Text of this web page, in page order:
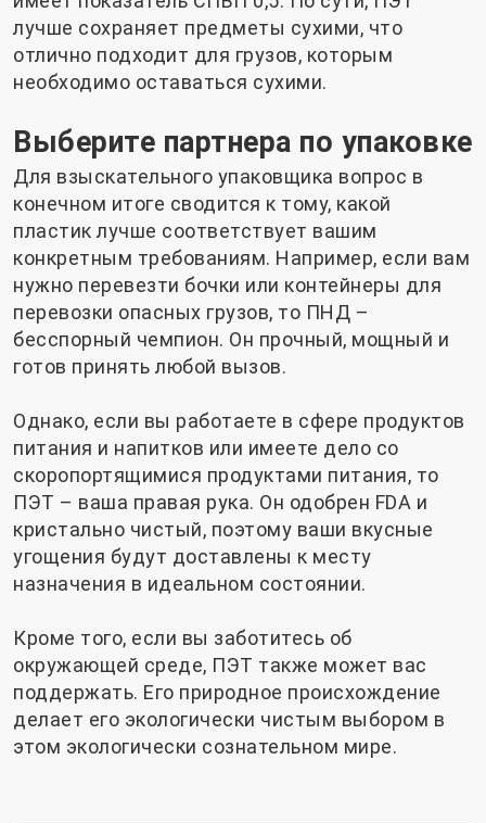
лучше сохраняет предметы сухими, что
отлично подходит для грузов, которым
необходимо оставаться сухими.
Выберите партнера по упаковке
Для взыскательного упаковщика вопрос в
конечном итоге сводится к тому, какой
пластик лучше соответствует вашим
конкретным требованиям. Например, если вам
нужно перевезти бочки или контейнеры для
перевозки опасных грузов, то ПНД –
бесспорный чемпион. Он прочный, мощный и
готов принять любой вызов.
Однако, если вы работаете в сфере продуктов
питания и напитков или имеете дело со
скоропортящимися продуктами питания, то
ПЭТ – ваша правая рука. Он одобрен FDA и
кристально чистый, поэтому ваши вкусные
угощения будут доставлены к месту
назначения в идеальном состоянии.
Кроме того, если вы заботитесь об
окружающей среде, ПЭТ также может вас
поддержать. Его природное происхождение
делает его экологически чистым выбором в
этом экологически сознательном мире.